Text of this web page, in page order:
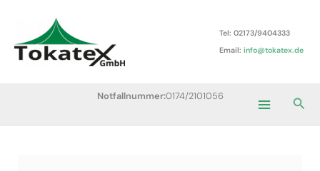
springen
Tel: 02173/9404333
Email: info@tokatex.de
Notfallnummer:0174/2101056
Menu